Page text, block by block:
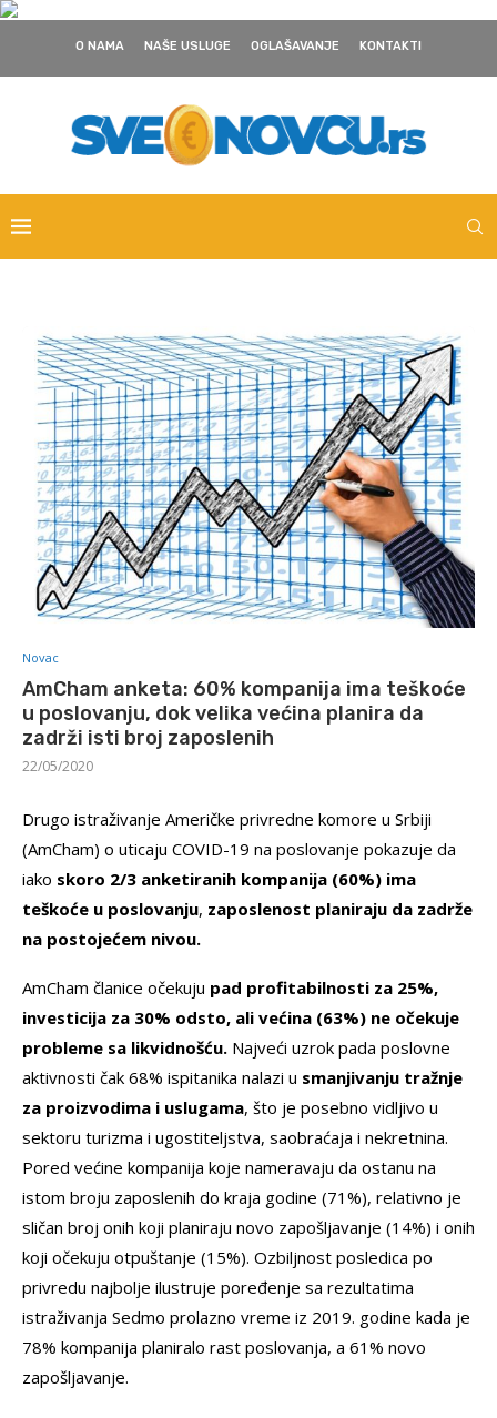
O NAMA NAŠE USLUGE OGLAŠAVANJE KONTAKTI
Novac
AmCham anketa: 60% kompanija ima teškoće
u poslovanju, dok velika većina planira da
zadrži isti broj zaposlenih
22/05/2020
Drugo istraživanje Američke privredne komore u Srbiji
(AmCham) o uticaju COVID-19 na poslovanje pokazuje da
iako skoro 2/3 anketiranih kompanija (60%) ima
teškoće u poslovanju, zaposlenost planiraju da zadrže
na postojećem nivou.
AmCham članice očekuju pad profitabilnosti za 25%,
investicija za 30% odsto, ali većina (63%) ne očekuje
probleme sa likvidnošću. Najveći uzrok pada poslovne
aktivnosti čak 68% ispitanika nalazi u smanjivanju tražnje
za proizvodima i uslugama, što je posebno vidljivo u
sektoru turizma i ugostiteljstva, saobraćaja i nekretnina.
Pored većine kompanija koje nameravaju da ostanu na
istom broju zaposlenih do kraja godine (71%), relativno je
sličan broj onih koji planiraju novo zapošljavanje (14%) i onih
koji očekuju otpuštanje (15%). Ozbiljnost posledica po
privredu najbolje ilustruje poređenje sa rezultatima
istraživanja Sedmo prolazno vreme iz 2019. godine kada je
78% kompanija planiralo rast poslovanja, a 61% novo
zapošljavanje.